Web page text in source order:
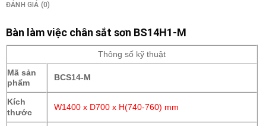
ĐÁNH GIÁ (0)
Bàn làm việc chân sắt sơn BS14H1-M
Thông số kỹ thuật
Mã sản
phẩm
BCS14-M
Kích
thước
W1400 x D700 x H(740-760) mm